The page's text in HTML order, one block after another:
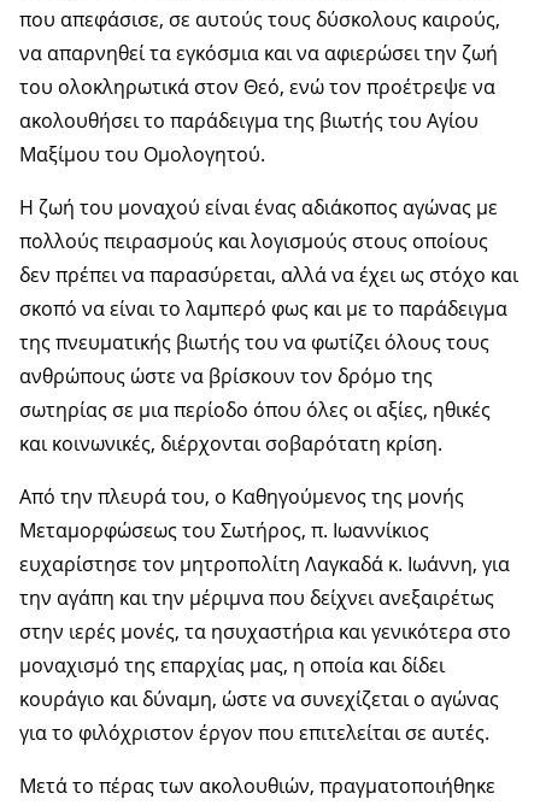
που απεφάσισε, σε αυτούς τους δύσκολους καιρούς,
να απαρνηθεί τα εγκόσμια και να αφιερώσει την ζωή
του ολοκληρωτικά στον Θεό, ενώ τον προέτρεψε να
ακολουθήσει το παράδειγμα της βιωτής του Αγίου
Μαξίμου του Ομολογητού.
Η ζωή του μοναχού είναι ένας αδιάκοπος αγώνας με
πολλούς πειρασμούς και λογισμούς στους οποίους
δεν πρέπει να παρασύρεται, αλλά να έχει ως στόχο και
σκοπό να είναι το λαμπερό φως και με το παράδειγμα
της πνευματικής βιωτής του να φωτίζει όλους τους
ανθρώπους ώστε να βρίσκουν τον δρόμο της
σωτηρίας σε μια περίοδο όπου όλες οι αξίες, ηθικές
και κοινωνικές, διέρχονται σοβαρότατη κρίση.
Από την πλευρά του, ο Καθηγούμενος της μονής
Μεταμορφώσεως του Σωτήρος, π. Ιωαννίκιος
ευχαρίστησε τον μητροπολίτη Λαγκαδά κ. Ιωάννη, για
την αγάπη και την μέριμνα που δείχνει ανεξαιρέτως
στην ιερές μονές, τα ησυχαστήρια και γενικότερα στο
μοναχισμό της επαρχίας μας, η οποία και δίδει
κουράγιο και δύναμη, ώστε να συνεχίζεται ο αγώνας
για το φιλόχριστον έργον που επιτελείται σε αυτές.
Μετά το πέρας των ακολουθιών, πραγματοποιήθηκε